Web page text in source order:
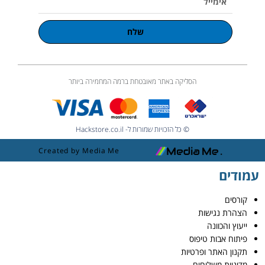
שלח
הסליקה באתר מאובטחת ברמה המחמירה ביותר
© כל הזכויות שמורות ל- Hackstore.co.il
Created by Media Me
עמודים
קורסים
הצהרת נגישות
ייעוץ והכוונה
פיתוח אבות טיפוס
תקנון האתר ופרטיות